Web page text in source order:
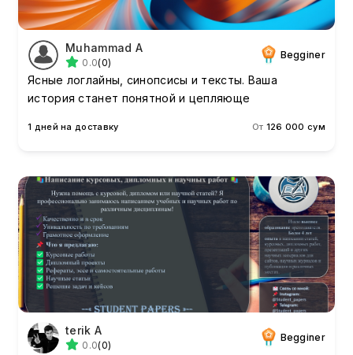
Muhammad A
0.0(0)
Begginer
Ясные логлайны, синопсисы и тексты. Ваша
история станет понятной и цепляюще
1 дней на доставку От 126 000 сум
terik A
0.0(0)
Begginer